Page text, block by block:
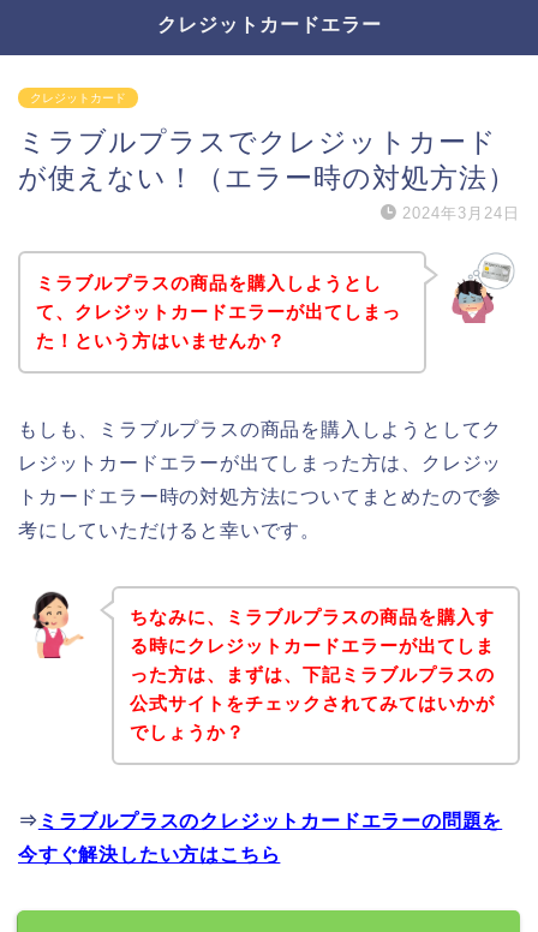
クレジットカードエラー
クレジットカード
ミラブルプラスでクレジットカード
が使えない！（エラー時の対処方法）
2024年3月24日
ミラブルプラスの商品を購入しようとし
て、クレジットカードエラーが出てしまっ
た！という方はいませんか？
もしも、ミラブルプラスの商品を購入しようとしてク
レジットカードエラーが出てしまった方は、クレジッ
トカードエラー時の対処方法についてまとめたので参
考にしていただけると幸いです。
ちなみに、ミラブルプラスの商品を購入す
る時にクレジットカードエラーが出てしま
った方は、まずは、下記ミラブルプラスの
公式サイトをチェックされてみてはいかが
でしょうか？
⇒ ミラブルプラスのクレジットカードエラーの問題を
今すぐ解決したい方はこちら